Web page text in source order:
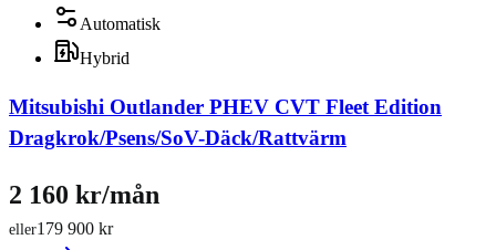
Automatisk
Hybrid
Mitsubishi Outlander PHEV CVT Fleet Edition
Dragkrok/Psens/SoV-Däck/Rattvärm
179 900 kr
eller
2 160 kr/mån